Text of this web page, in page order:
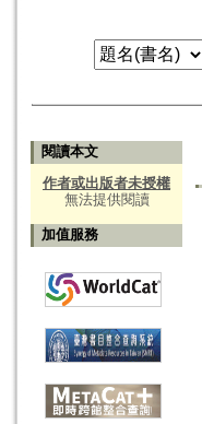
閱讀本文
作者或出版者未授權
無法提供閱讀
加值服務